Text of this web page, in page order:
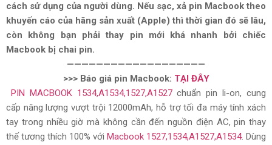
cách sử dụng của người dùng. Nếu sạc, xả pin Macbook theo
khuyến cáo của hãng sản xuất (Apple) thì thời gian đó sẽ lâu,
còn không bạn phải thay pin mới khá nhanh bởi chiếc
Macbook bị chai pin.
———————————————————
>>> Báo giá pin Macbook: TẠI ĐÂY
PIN MACBOOK 1534,A1534,1527,A1527chuẩn pin li-on, cung
cấp năng lượng vượt trội 12000mAh, hỗ trợ tối đa máy tính xách
tay trong nhiều giờ mà không cần đến nguồn điện AC, pin thay
thế tương thích 100% với Macbook 1527,1534,A1527,A1534. Dùng